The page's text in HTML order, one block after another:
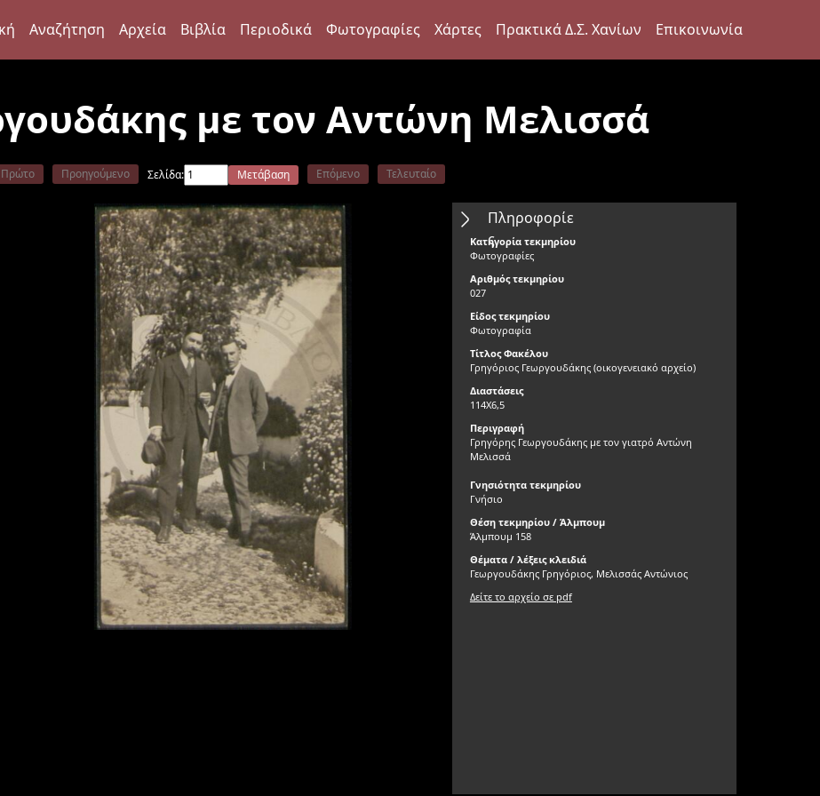
Αναζήτηση Αρχεία Βιβλία Περιοδικά Φωτογραφίες Χάρτες Πρακτικά Δ.Σ. Χανίων Επικοινωνία
με τον Αντώνη Μελισσά
Πρώτο Προηγούμενο Σελίδα: Μετάβαση Επόμενο Τελευταίο
Πληροφορίε
ς
Κατηγορία τεκμηρίου
Φωτογραφίες
Αριθμός τεκμηρίου
027
Είδος τεκμηρίου
Φωτογραφία
Τίτλος Φακέλου
Γρηγόριος Γεωργουδάκης (οικογενειακό αρχείο)
Διαστάσεις
114Χ6,5
Περιγραφή
Γρηγόρης Γεωργουδάκης με τον γιατρό Αντώνη
Μελισσά
Γνησιότητα τεκμηρίου
Γνήσιο
Θέση τεκμηρίου / Άλμπουμ
Άλμπουμ 158
Θέματα / λέξεις κλειδιά
Γεωργουδάκης Γρηγόριος, Μελισσάς Αντώνιος
Δείτε το αρχείο σε pdf